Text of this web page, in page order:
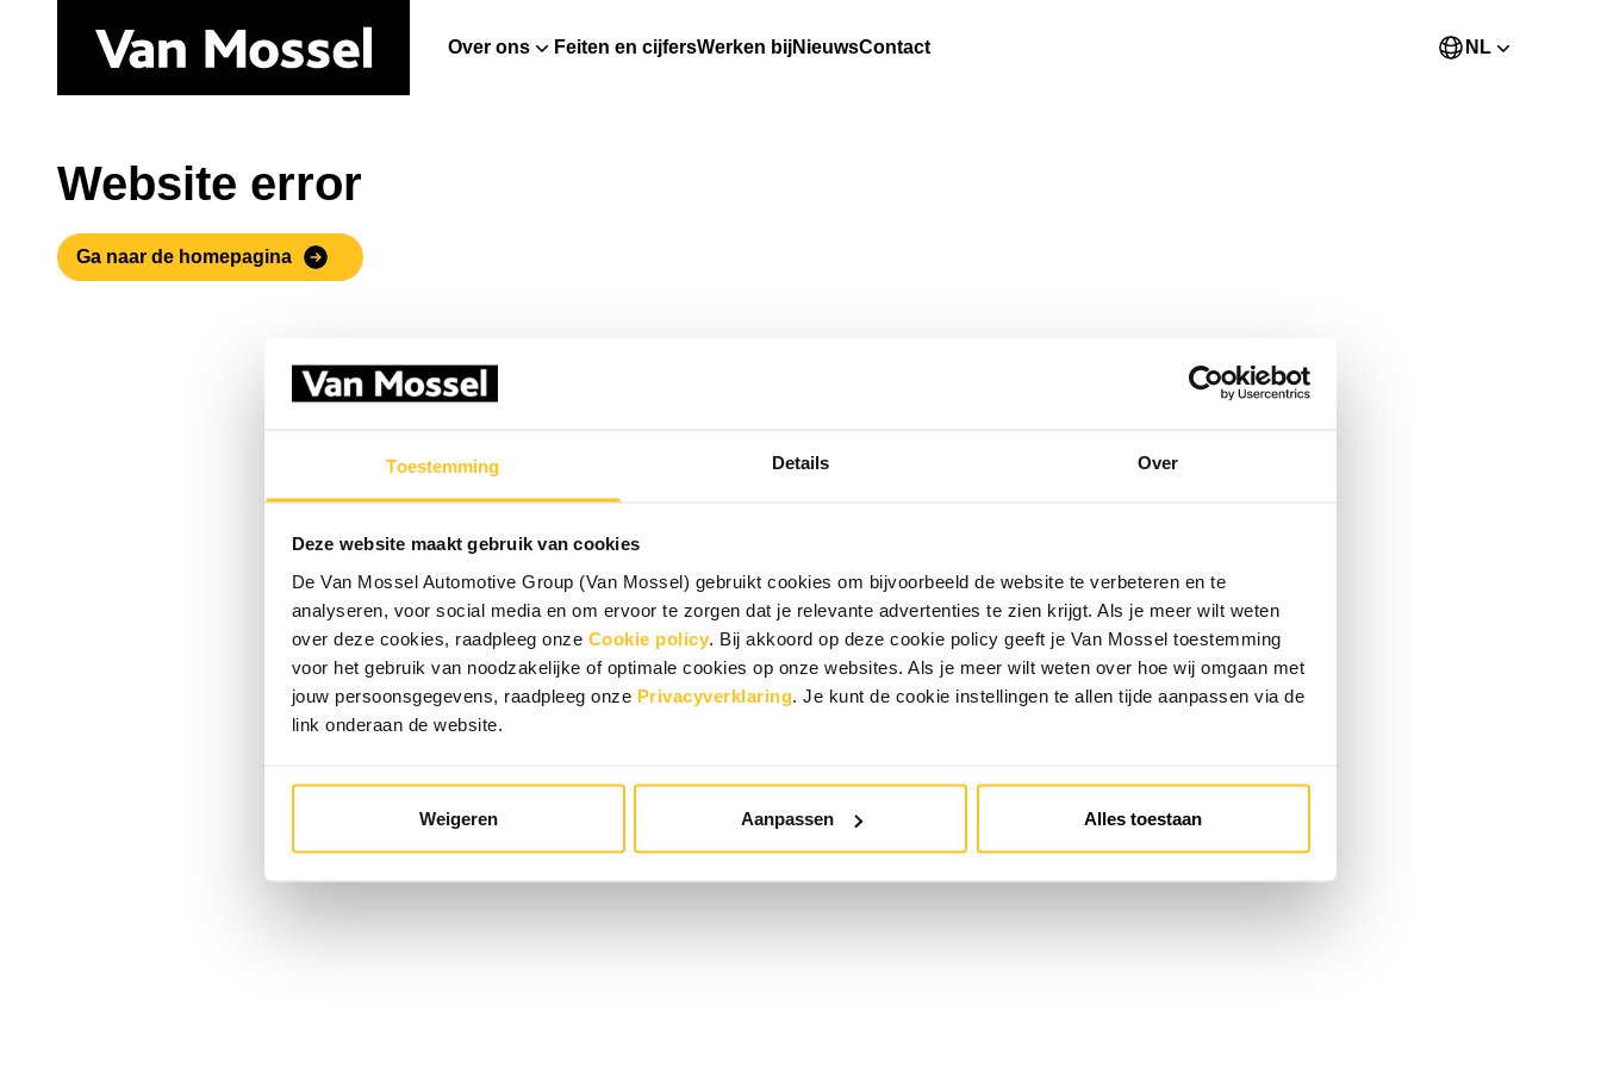
Toestemming Details Over
Deze website maakt gebruik van cookies
De Van Mossel Automotive Group (Van Mossel) gebruikt cookies om bijvoorbeeld de website te verbeteren en te
analyseren, voor social media en om ervoor te zorgen dat je relevante advertenties te zien krijgt. Als je meer wilt weten
over deze cookies, raadpleeg onze Cookie policy. Bij akkoord op deze cookie policy geeft je Van Mossel toestemming
voor het gebruik van noodzakelijke of optimale cookies op onze websites. Als je meer wilt weten over hoe wij omgaan met
jouw persoonsgegevens, raadpleeg onze Privacyverklaring. Je kunt de cookie instellingen te allen tijde aanpassen via de
link onderaan de website.
Weigeren Aanpassen Alles toestaan
Over ons Feiten en cijfersWerken bijNieuwsContact NL
Website error
Ga naar de homepagina